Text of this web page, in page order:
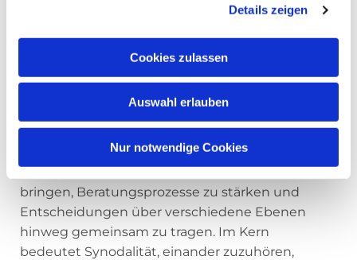
Details zeigen
Cookies zulassen
Auswahl erlauben
Nur notwendige Cookies
vorgelegt werden.
Synodalität gewinnt im Bistum Fulda
zunehmend an Bedeutung. Sie zielt darauf
ab, Menschen miteinander ins Gespräch zu
bringen, Beratungsprozesse zu stärken und
Entscheidungen über verschiedene Ebenen
hinweg gemeinsam zu tragen. Im Kern
bedeutet Synodalität, einander zuzuhören,